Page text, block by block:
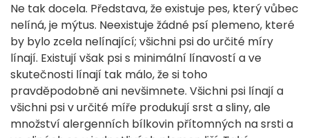
Ne tak docela. Představa, že existuje pes, který vůbec
nelíná, je mýtus. Neexistuje žádné psí plemeno, které
by bylo zcela nelínající; všichni psi do určité míry
línají. Existují však psi s minimální línavostí a ve
skutečnosti línají tak málo, že si toho
pravděpodobně ani nevšimnete. Všichni psi línají a
všichni psi v určité míře produkují srst a sliny, ale
množství alergenních bílkovin přítomných na srsti a